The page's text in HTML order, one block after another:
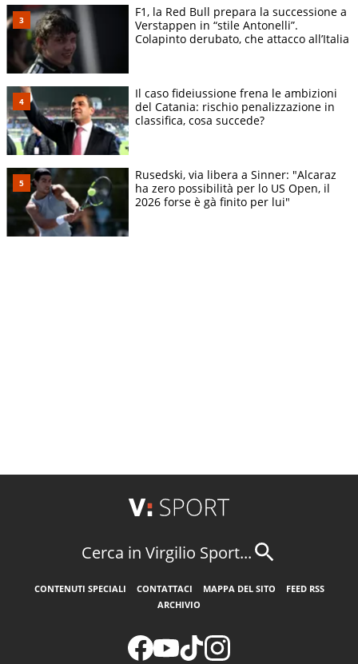
F1, la Red Bull prepara la successione a
Verstappen in “stile Antonelli”.
Colapinto derubato, che attacco all’Italia
Il caso fideiussione frena le ambizioni
del Catania: rischio penalizzazione in
classifica, cosa succede?
Rusedski, via libera a Sinner: "Alcaraz
ha zero possibilità per lo US Open, il
2026 forse è gà finito per lui"
Cerca in Virgilio Sport...
CONTENUTI SPECIALI CONTATTACI MAPPA DEL SITO
FEED RSS
ARCHIVIO